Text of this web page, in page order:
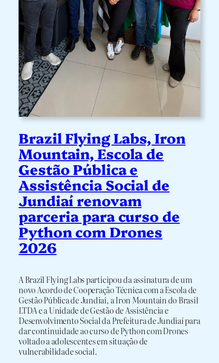
Brazil Flying Labs, Iron
Mountain, Escola de
Gestão Pública e
Assistência Social de
Jundiaí renovam
parceria para curso de
Python com Drones
2026
A Brazil Flying Labs participou da assinatura de um
novo Acordo de Cooperação Técnica com a Escola de
Gestão Pública de Jundiaí, a Iron Mountain do Brasil
LTDA e a Unidade de Gestão de Assistência e
Desenvolvimento Social da Prefeitura de Jundiaí para
dar continuidade ao curso de Python com Drones
voltado a adolescentes em situação de
vulnerabilidade social.